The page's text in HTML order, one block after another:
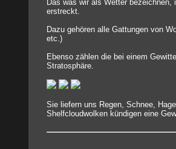
Das was wir als Wetter
erstreckt.
Dazu gehören alle Gattungen von
etc.)
Ebenso zählen die bei einem
Stratosphäre.
Sie liefern uns Regen, Schnee,
Shelfcloudwolken kündigen eine